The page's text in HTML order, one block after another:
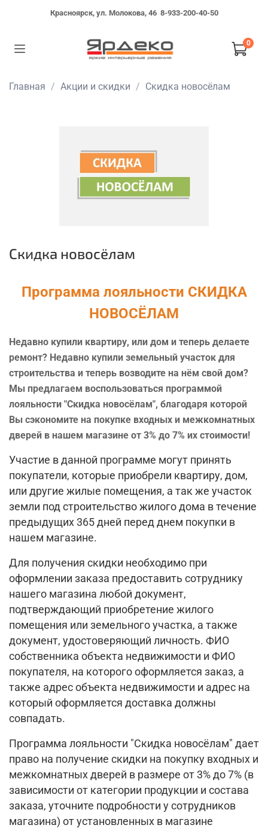
Красноярск, ул. Молокова, 46 8-933-200-40-50
0
Главная Акции и скидки Скидка новосёлам
Скидка новосёлам
Программа лояльности СКИДКА
НОВОСЁЛАМ
Недавно купили квартиру, или дом и теперь делаете
ремонт? Недавно купили земельный участок для
строительства и теперь возводите на нём свой дом?
Мы предлагаем воспользоваться программой
лояльности "Скидка новосёлам", благодаря которой
Вы сэкономите на покупке входных и межкомнатных
дверей в нашем магазине от 3% до 7% их стоимости!
Участие в данной программе могут принять
покупатели, которые приобрели квартиру, дом,
или другие жилые помещения, а так же участок
земли под строительство жилого дома в течение
предыдущих 365 дней перед днем покупки в
нашем магазине.
Для получения скидки необходимо при
оформлении заказа предоставить сотруднику
нашего магазина любой документ,
подтверждающий приобретение жилого
помещения или земельного участка, а также
документ, удостоверяющий личность. ФИО
собственника объекта недвижимости и ФИО
покупателя, на которого оформляется заказ, а
также адрес объекта недвижимости и адрес на
который оформляется доставка должны
совпадать.
Программа лояльности "Скидка новосёлам" дает
право на получение скидки на покупку входных и
межкомнатных дверей в размере от 3% до 7% (в
зависимости от категории продукции и состава
заказа, уточните подробности у сотрудников
магазина) от установленных в магазине